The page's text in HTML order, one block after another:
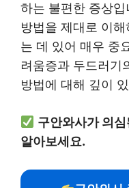
하는 불편한 증상
방법을 제대로 이
는 데 있어 매우 중
려움증과 두드러기
방법에 대해 깊이
구안와사가 의
알아보세요.